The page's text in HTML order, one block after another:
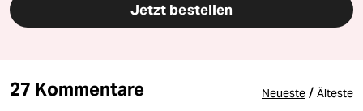
Jetzt bestellen
27 Kommentare Neueste / Älteste